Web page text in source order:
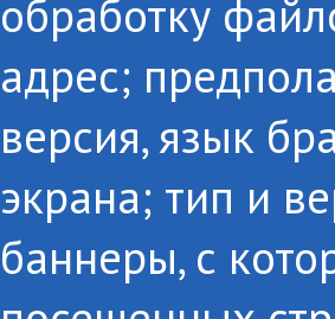
обработку
адрес;
версия, язык
экрана; тип и
баннеры, с